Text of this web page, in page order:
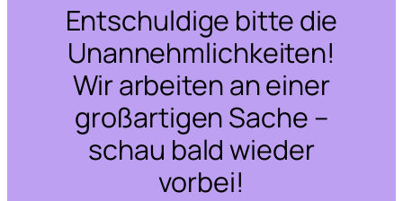
Entschuldige bitte die
Unannehmlichkeiten!
Wir arbeiten an einer
großartigen Sache –
schau bald wieder
vorbei!